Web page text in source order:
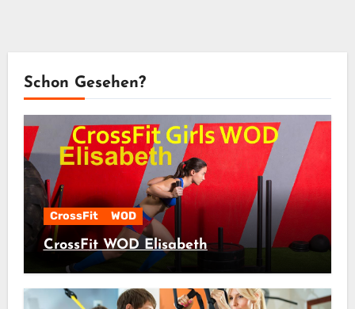
Schon Gesehen?
CrossFit WOD
CrossFit WOD Elisabeth